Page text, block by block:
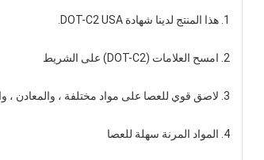
1. هذا المنتج لدينا شهادة DOT-C2 USA.
2. امسح العلامات (DOT-C2) على الشريط
3. لاصق قوي للعصا على مواد مختلفة ، والمعادن ، والبلاستيك ، والخشب الخ.
4. المواد المرنة سهلة للعصا